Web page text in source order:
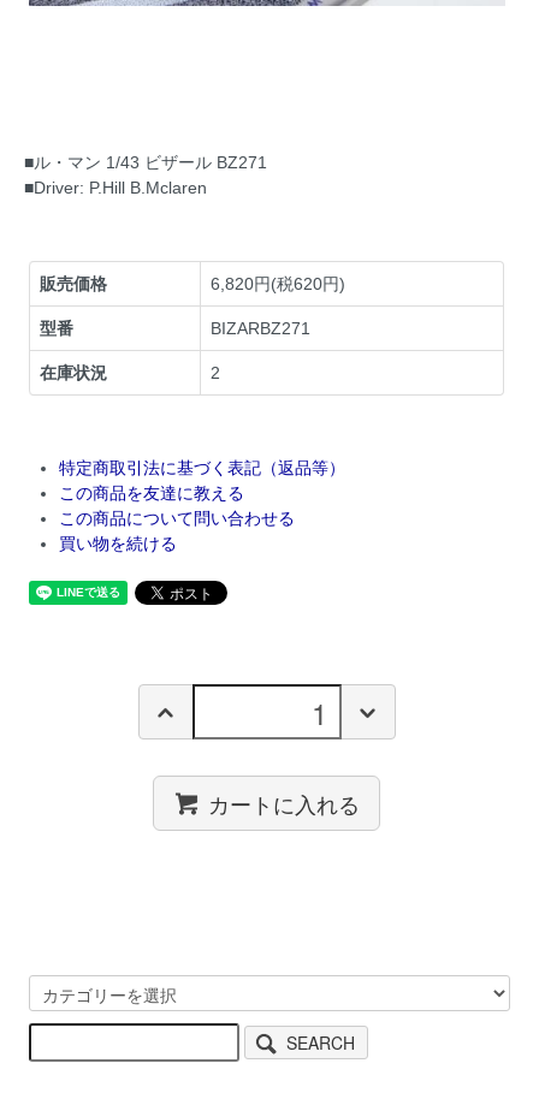
■ル・マン 1/43 ビザール BZ271
■Driver: P.Hill B.Mclaren
販売価格 6,820円(税620円)
型番 BIZARBZ271
在庫状況 2
特定商取引法に基づく表記（返品等）
この商品を友達に教える
この商品について問い合わせる
買い物を続ける
カートに入れる
SEARCH